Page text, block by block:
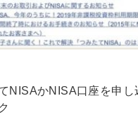
NISAかNISA口座を申し